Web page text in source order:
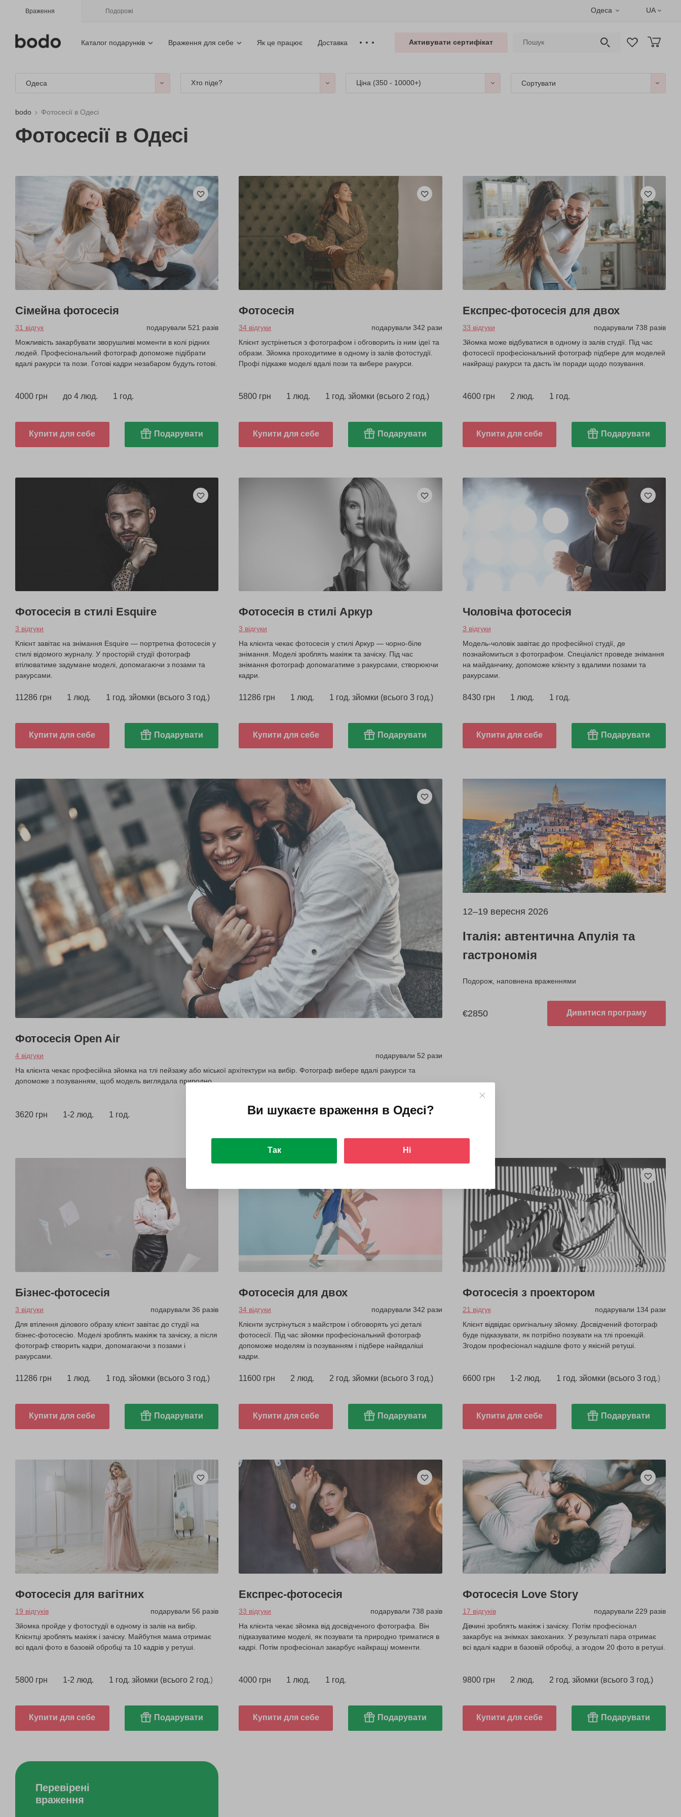
Враження Подорожі Одеса UA
Каталог подарунків Враження для себе Як це працює Доставка Активувати сертифікат
Одеса Хто піде? Ціна (350 - 10000+) Сортувати
bodo Фотосесії в Одесі
Фотосесії в Одесі
Сімейна фотосесія
31 відгук
подарували 521 разів
Можливість закарбувати зворушливі моменти в колі рідних
людей. Професіональний фотограф допоможе підібрати
вдалі ракурси та пози. Готові кадри незабаром будуть готові.
4000 грн до 4 люд. 1 год.
Купити для себе Подарувати
Фотосесія
34 відгуки
подарували 342 рази
Клієнт зустрінеться з фотографом і обговорить із ним ідеї та
образи. Зйомка проходитиме в одному із залів фотостудії.
Профі підкаже моделі вдалі пози та вибере ракурси.
5800 грн 1 люд. 1 год. зйомки (всього 2 год.)
Купити для себе Подарувати
Експрес-фотосесія для двох
33 відгуки
подарували 738 разів
Зйомка може відбуватися в одному із залів студії. Під час
фотосесії професіональний фотограф підбере для моделей
накйращі ракурси та дасть їм поради щодо позування.
4600 грн 2 люд. 1 год.
Купити для себе Подарувати
Фотосесія в стилі Esquire
3 відгуки
Клієнт завітає на знімання Esquire — портретна фотосесія у
стилі відомого журналу. У просторій студії фотограф
втілюватиме задумане моделі, допомагаючи з позами та
ракурсами.
11286 грн 1 люд. 1 год. зйомки (всього 3 год.)
Купити для себе Подарувати
Фотосесія в стилі Аркур
3 відгуки
На клієнта чекає фотосесія у стилі Аркур — чорно-біле
знімання. Моделі зроблять макіяж та зачіску. Під час
знімання фотограф допомагатиме з ракурсами, створюючи
кадри.
11286 грн 1 люд. 1 год. зйомки (всього 3 год.)
Купити для себе Подарувати
Чоловіча фотосесія
3 відгуки
Модель-чоловік завітає до професійної студії, де
познайомиться з фотографом. Спеціаліст проведе знімання
на майданчику, допоможе клієнту з вдалими позами та
ракурсами.
8430 грн 1 люд. 1 год.
Купити для себе Подарувати
Фотосесія Open Air
4 відгуки
подарували 52 рази
На клієнта чекає професійна зйомка на тлі пейзажу або міської архітектури на вибір. Фотограф вибере вдалі ракурси та
допоможе з позуванням, щоб модель виглядала природно.
3620 грн 1-2 люд. 1 год. Купити для себе Подарувати
12–19 вересня 2026
Італія: автентична Апулія та
гастрономія
Подорож, наповнена враженнями
€2850 Дивитися програму
Бізнес-фотосесія
3 відгуки
подарували 36 разів
Для втілення ділового образу клієнт завітає до студії на
бізнес-фотосесію. Моделі зроблять макіяж та зачіску, а після
фотограф створить кадри, допомагаючи з позами і
ракурсами.
11286 грн 1 люд. 1 год. зйомки (всього 3 год.)
Купити для себе Подарувати
Фотосесія для двох
34 відгуки
подарували 342 рази
Клієнти зустрінуться з майстром і обговорять усі деталі
фотосесії. Під час зйомки професіональний фотограф
допоможе моделям із позуванням і підбере найвдаліші
кадри.
11600 грн 2 люд. 2 год. зйомки (всього 3 год.)
Купити для себе Подарувати
Фотосесія з проектором
21 відгук
подарували 134 рази
Клієнт відвідає оригінальну зйомку. Досвідчений фотограф
буде підказувати, як потрібно позувати на тлі проекцій.
Згодом професіонал надішле фото у якісній ретуші.
6600 грн 1-2 люд. 1 год. зйомки (всього 3 год.)
Купити для себе Подарувати
Фотосесія для вагітних
19 відгуків
подарували 56 разів
Зйомка пройде у фотостудії в одному із залів на вибір.
Клієнтці зроблять макіяж і зачіску. Майбутня мама отримає
всі вдалі фото в базовій обробці та 10 кадрів у ретуші.
5800 грн 1-2 люд. 1 год. зйомки (всього 2 год.)
Купити для себе Подарувати
Експрес-фотосесія
33 відгуки
подарували 738 разів
На клієнта чекає зйомка від досвідченого фотографа. Він
підказуватиме моделі, як позувати та природно триматися в
кадрі. Потім професіонал закарбує найкращі моменти.
4000 грн 1 люд. 1 год.
Купити для себе Подарувати
Фотосесія Love Story
17 відгуків
подарували 229 разів
Дівчині зроблять макіяж і зачіску. Потім професіонал
закарбує на знімках закоханих. У результаті пара отримає
всі вдалі кадри в базовій обробці, а згодом 20 фото в ретуші.
9800 грн 2 люд. 2 год. зйомки (всього 3 год.)
Купити для себе Подарувати
Перевірені
враження
Ви шукаєте враження в Одесі?
Так Ні